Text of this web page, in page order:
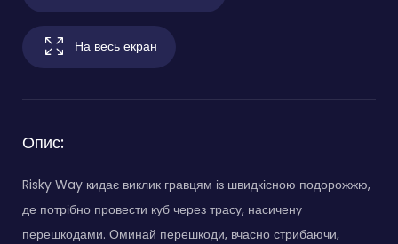
На весь екран
Опис:
Risky Way кидає виклик гравцям із швидкісною подорожжю,
де потрібно провести куб через трасу, насичену
перешкодами. Оминай перешкоди, вчасно стрибаючи,